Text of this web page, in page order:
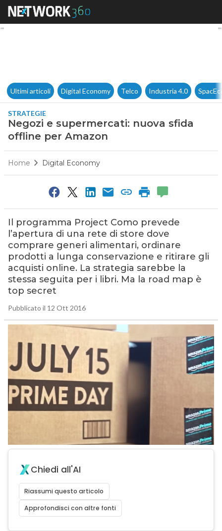
Negozi e supermercati:
Ultimi articoli Digital Economy Telco Industria 4.0
STRATEGIE
Negozi e supermercati: nuova sfida
offline per Amazon
Home Digital Economy
Il programma Project Como prevede
l’apertura di una rete di store dove
comprare generi alimentari, ordinare
prodotti a lunga conservazione e ritirare gli
acquisti online. La strategia sarebbe la
stessa seguita per i libri. Ma la road map è
top secret
Pubblicato il 12 Ott 2016
Chiedi all'AI
Riassumi questo articolo
Approfondisci con altre fonti